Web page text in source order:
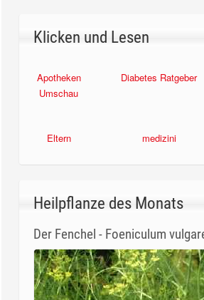
Klicken und Lesen
Apotheken
Umschau
Diabetes Ratgeber
Eltern medizini
Heilpflanze des Monats
Der Fenchel - Foeniculum